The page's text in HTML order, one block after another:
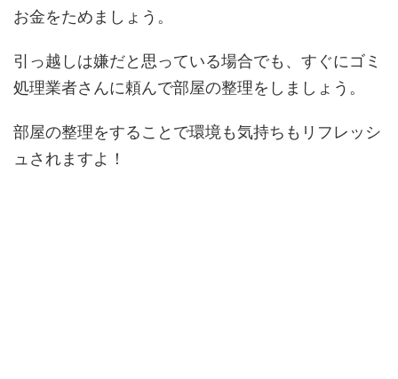
お金をためましょう。
引っ越しは嫌だと思っている場合でも、すぐにゴミ
処理業者さんに頼んで部屋の整理をしましょう。
部屋の整理をすることで環境も気持ちもリフレッシ
ュされますよ！